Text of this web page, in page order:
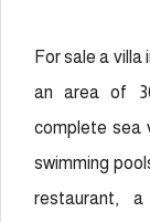
For sale a villa
an area of
complete sea
swimming
restaurant,